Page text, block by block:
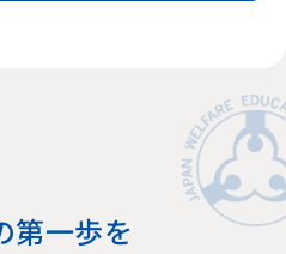
第一歩を